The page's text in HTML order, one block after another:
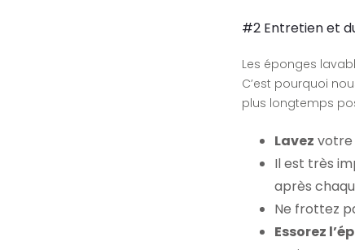
#2 Entretien et
Les éponges
C’est pourquoi
plus longtemps
Lavez votre
Il est très
après
Ne frottez
Essorez